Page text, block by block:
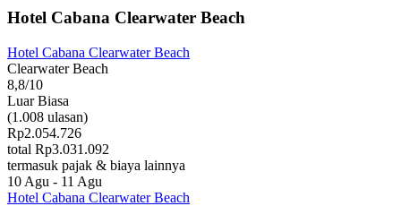
Hotel Cabana Clearwater Beach
Hotel Cabana Clearwater Beach
Clearwater Beach
8,8/10
Luar Biasa
(1.008 ulasan)
Rp2.054.726
total Rp3.031.092
termasuk pajak & biaya lainnya
10 Agu - 11 Agu
Hotel Cabana Clearwater Beach